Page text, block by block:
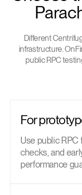
Different
infrastructure.
public RPC
For
Use public RPC
checks, and
performance